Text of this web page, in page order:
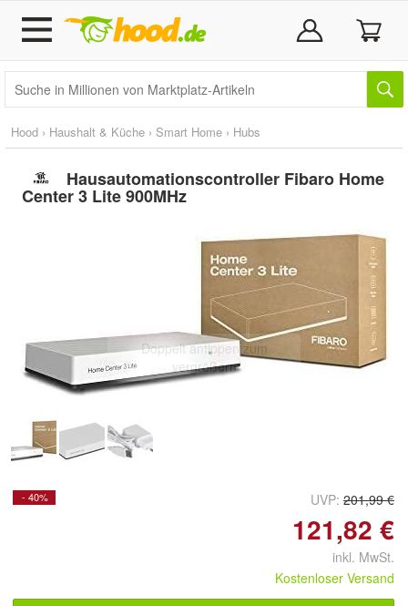
Hood › Haushalt & Küche › Smart Home › Hubs
Hausautomationscontroller Fibaro Home
Center 3 Lite 900MHz
Doppelt antippen zum
vergrößern
- 40% UVP: 201,99 €
121,82 €
inkl. MwSt.
Kostenloser Versand